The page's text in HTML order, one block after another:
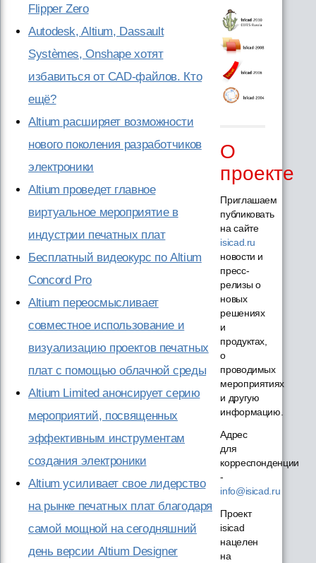
Flipper Zero
Autodesk, Altium, Dassault
Systèmes, Onshape хотят
избавиться от CAD-файлов. Кто
ещё?
Altium расширяет возможности
нового поколения разработчиков
электроники
Altium проведет главное
виртуальное мероприятие в
индустрии печатных плат
Бесплатный видеокурс по Altium
Concord Pro
Altium переосмысливает
совместное использование и
визуализацию проектов печатных
плат с помощью облачной среды
Altium Limited анонсирует серию
мероприятий, посвященных
эффективным инструментам
создания электроники
Altium усиливает свое лидерство
на рынке печатных плат благодаря
самой мощной на сегодняшний
день версии Altium Designer
О
проекте
Приглашаем
публиковать
на сайте
isicad.ru
новости и
пресс-
релизы о
новых
решениях
и
продуктах,
о
проводимых
мероприятиях
и другую
информацию.
Адрес
для
корреспонденции
-
info@isicad.ru
Проект
isicad
нацелен
на